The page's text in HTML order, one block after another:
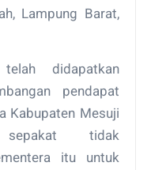
Lampung Barat,
didapatkan
pendapat
Kabupaten Mesuji
tidak
itu untuk